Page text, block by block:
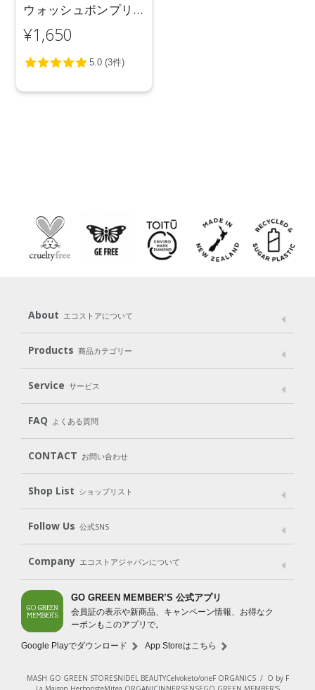
ウォッシュポンプリ
フィル ＜ワイルドロ
ーズ＆シダー＞
850mL
¥1,650
About エコストアについて
メッセージ ブランドストーリー
パッケージへのこだわり
動物実験をしない
Products 商品カテゴリー
Laundry
Body（ボディ） Hair（ヘア） Oral care（オーラルケア）
Goods （グッズ）
Gift set
Service サービス
User Guide
Subscription（定期便）
FAQ よくある質問
CONTACT お問い合わせ
Shop List ショップリスト
Shop List
Follow Us 公式SNS
LINE＠ Instagram Facebook
Company エコストアジャパンについて
会社案内 ご利用規約
プライバシーポリシー
特定商取引法に基づく表示
免責事項
法人会員サービス
New Zealand Site
GO GREEN MEMBER’S 公式アプリ
会員証の表示や新商品、キャンペーン情報、お得なク
ーポンもこのアプリで。
Google Playでダウンロード App Storeはこちら
MASH GO GREEN STORESNIDEL BEAUTYCelvoketo/oneF ORGANICS/ O by F